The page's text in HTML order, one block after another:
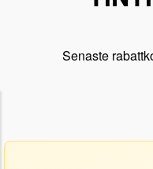
Senaste